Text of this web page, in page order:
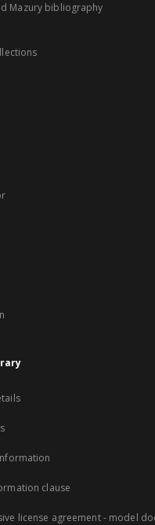
Mazury bibliography
clause
license agreement - model